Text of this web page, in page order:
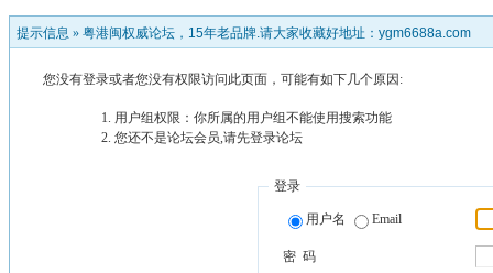
提示信息 » 粤港闽权威论坛，15年老品牌.请大家收藏好地址：ygm6688a.com
您没有登录或者您没有权限访问此页面，可能有如下几个原因:
用户组权限：你所属的用户组不能使用搜索功能
您还不是论坛会员,请先登录论坛
登录
用户名 Email
密 码